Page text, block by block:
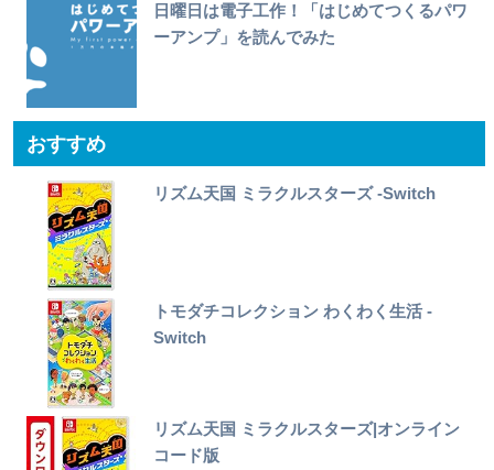
日曜日は電子工作！「はじめてつくるパワ
ーアンプ」を読んでみた
おすすめ
リズム天国 ミラクルスターズ -Switch
トモダチコレクション わくわく生活 -
Switch
リズム天国 ミラクルスターズ|オンライン
コード版